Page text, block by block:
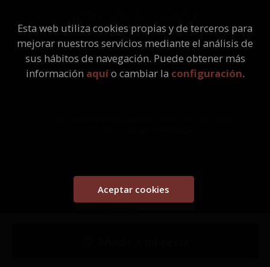
Quiénes somos
Pedidos especiales
Esta web utiliza cookies propias y de terceros para
mejorar nuestros servicios mediante el análisis de
sus hábitos de navegación. Puede obtener más
información aquío cambiar la configuración.
Aceptar cookies